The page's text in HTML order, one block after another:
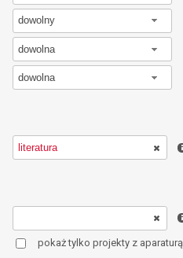
dowolny
dowolna
dowolna
pokaż tylko projekty z aparaturą